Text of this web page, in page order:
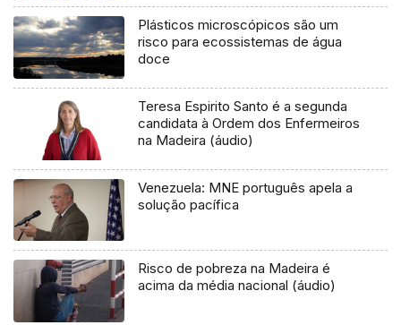
Plásticos microscópicos são um
risco para ecossistemas de água
doce
Teresa Espirito Santo é a segunda
candidata à Ordem dos Enfermeiros
na Madeira (áudio)
Venezuela: MNE português apela a
solução pacífica
Risco de pobreza na Madeira é
acima da média nacional (áudio)